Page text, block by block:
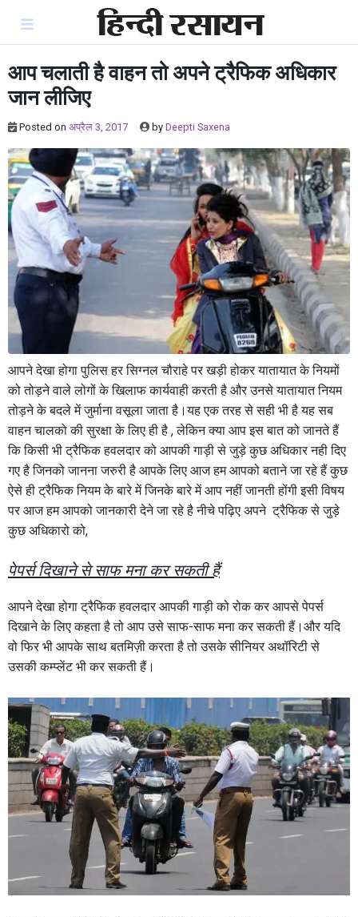
content
आप चलाती है वाहन तो अपने ट्रैफिक अधिकार
जान लीजिए
Posted on अप्रैल 3, 2017 by Deepti Saxena
आपने देखा होगा पुलिस हर सिग्नल चौराहे पर खड़ी होकर यातायात के नियमों
को तोड़ने वाले लोगों के खिलाफ कार्यवाही करती है और उनसे यातायात नियम
तोड़ने के बदले में जुर्माना वसूला जाता है।यह एक तरह से सही भी है यह सब
वाहन चालको की सुरक्षा के लिए ही है , लेकिन क्या आप इस बात को जानते हैं
कि किसी भी ट्रैफिक हवलदार को आपकी गाड़ी से जुड़े कुछ अधिकार नही दिए
गए है जिनको जानना जरुरी है आपके लिए आज हम आपको बताने जा रहे हैं कुछ
ऐसे ही ट्रैफिक नियम के बारे में जिनके बारे में आप नहीं जानती होंगी इसी विषय
पर आज हम आपको जानकारी देने जा रहे है नीचे पढ़िए अपने ट्रैफिक से जुड़े
कुछ अधिकारो को,
पेपर्स दिखाने से साफ मना कर सकती हैं
आपने देखा होगा ट्रैफिक हवलदार आपकी गाड़ी को रोक कर आपसे पेपर्स
दिखाने के लिए कहता है तो आप उसे साफ-साफ मना कर सकती हैं।और यदि
वो फिर भी आपके साथ बतमिज़ी करता है तो उसके सीनियर अथॉरिटी से
उसकी कम्प्लेंट भी कर सकती हैं।